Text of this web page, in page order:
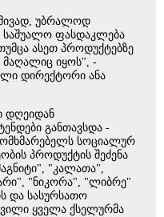
უბრალოდ
საშუალო ფასდაკლება
ასეთ პროდუქტებზე
იყოს", -
დირექტორი ანა
დღეიდან
განთავსდა -
სოციალურ
პროდუქტის შეძენა
"კალათა",
"ნიკორა", "ლიბრე"
და სასურსათო
ყველა ქსელურმა